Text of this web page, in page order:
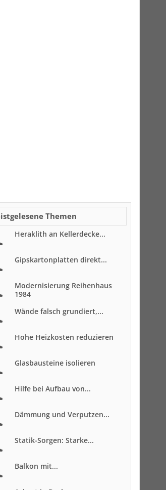
Themen
Heraklith an Kellerdecke...
Gipskartonplatten direkt...
Modernisierung Reihenhaus
1984
Wände falsch grundiert,...
Hohe Heizkosten reduzieren
Glasbausteine isolieren
Hilfe bei Aufbau von...
Dämmung und Verputzen...
Statik-Sorgen: Starke...
Balkon mit...